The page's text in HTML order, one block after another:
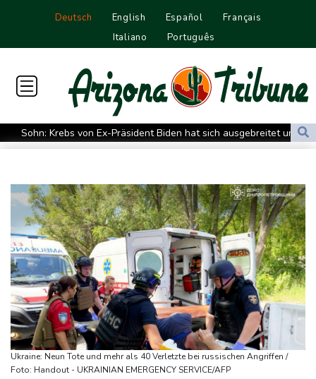
Deutsch English Español
Français
Italiano
Português
Sohn: Krebs von Ex-Präsident Biden hat sich ausgebreitet und
Metastasen gebildet
Hormus
Trauerflor und Schweigeminute: Inter Miami trauert mit Messi
WTA: Sabalenka scheitert überraschend in Toronto
Zwei Bombenanschläge in Kolumbien an erstem Tag im Amt des
neuen Präsidenten Espriella
Busemann: Kein EM-Titel für Neugebauer wäre "eine
Enttäuschung"
Becker: Wer mehr will als Klassenerhalt hat "Fehler im Kopf"
Sohn: Krebs von Ex-Präsident Joe Biden hat sich ausgebreitet
und Metastasen gebildet
Ukraine: Neun Tote und mehr als 40 Verletzte bei russischen Angriffen /
Foto: Handout - UKRAINIAN EMERGENCY SERVICE/AFP